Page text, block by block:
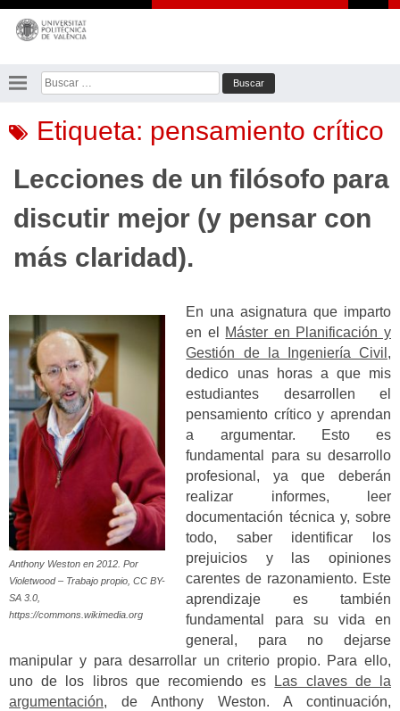
Saltar
contenido
Buscar:
Etiqueta: pensamiento crítico
Lecciones de un filósofo para
discutir mejor (y pensar con
más claridad).
Anthony Weston en 2012. Por
Violetwood – Trabajo propio, CC BY-
SA 3.0,
https://commons.wikimedia.org
En una asignatura que imparto
en el Máster en Planificación y
Gestión de la Ingeniería Civil ,
dedico unas horas a que mis
estudiantes desarrollen el
pensamiento crítico y aprendan
a argumentar. Esto es
fundamental para su desarrollo
profesional, ya que deberán
realizar informes, leer
documentación técnica y, sobre
todo, saber identificar los
prejuicios y las opiniones
carentes de razonamiento. Este
aprendizaje es también
fundamental para su vida en
general, para no dejarse
manipular y para desarrollar un criterio propio. Para ello,
uno de los libros que recomiendo es
Las claves de la
argumentación, de Anthony Weston. A continuación,